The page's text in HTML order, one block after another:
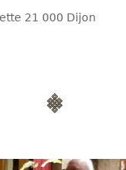
21 000 Dijon